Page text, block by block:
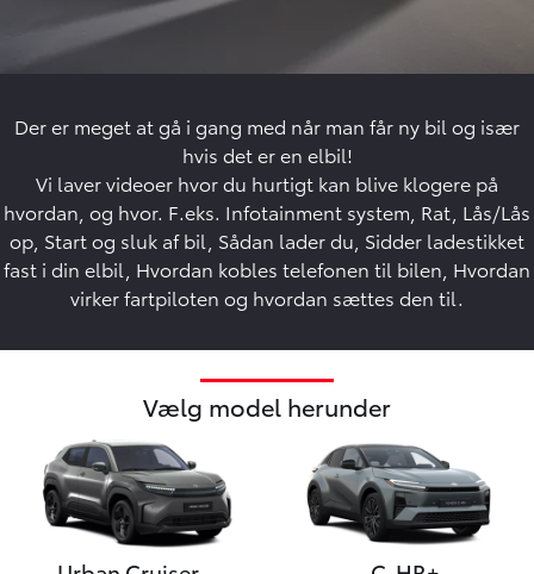
Der er meget at gå i gang med når man får ny bil og især
hvis det er en elbil!
Vi laver videoer hvor du hurtigt kan blive klogere på
hvordan, og hvor. F.eks. Infotainment system, Rat, Lås/Lås
op, Start og sluk af bil, Sådan lader du, Sidder ladestikket
fast i din elbil, Hvordan kobles telefonen til bilen, Hvordan
virker fartpiloten og hvordan sættes den til.
Vælg model herunder